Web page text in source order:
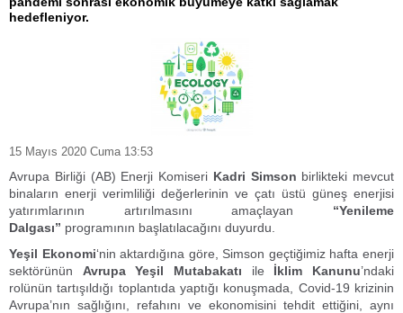
hedefleniyor.
15 Mayıs 2020 Cuma 13:53
Avrupa Birliği (AB) Enerji Komiseri Kadri Simson birlikteki mevcut
binaların enerji verimliliği değerlerinin ve çatı üstü güneş enerjisi
yatırımlarının artırılmasını amaçlayan “Yenileme
Dalgası” programının başlatılacağını duyurdu.
Yeşil Ekonomi‘nin aktardığına göre, Simson geçtiğimiz hafta enerji
sektörünün Avrupa Yeşil Mutabakatı ile İklim Kanunu’ndaki
rolünün tartışıldığı toplantıda yaptığı konuşmada, Covid-19 krizinin
Avrupa’nın sağlığını, refahını ve ekonomisini tehdit ettiğini, aynı